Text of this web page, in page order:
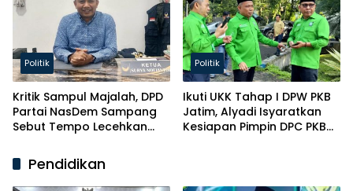
Politik
Kritik Sampul Majalah, DPD
Partai NasDem Sampang
Sebut Tempo Lecehkan
Politik
Ikuti UKK Tahap I DPW PKB
Jatim, Alyadi Isyaratkan
Kesiapan Pimpin DPC PKB
Pendidikan